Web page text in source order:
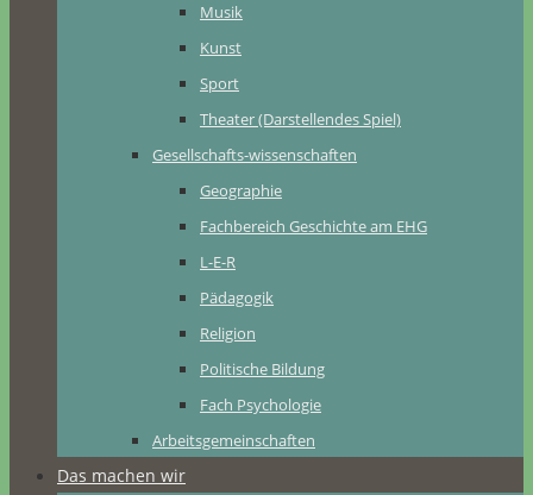
Musik
Kunst
Sport
Theater (Darstellendes Spiel)
Gesellschafts-wissenschaften
Geographie
Fachbereich Geschichte am EHG
L-E-R
Pädagogik
Religion
Politische Bildung
Fach Psychologie
Arbeitsgemeinschaften
Das machen wir